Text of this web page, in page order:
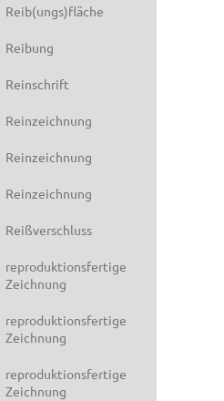
Reib(ungs)fläche
Reibung
Reinschrift
Reinzeichnung
Reinzeichnung
Reinzeichnung
Reißverschluss
reproduktionsfertige
Zeichnung
reproduktionsfertige
Zeichnung
reproduktionsfertige
Zeichnung